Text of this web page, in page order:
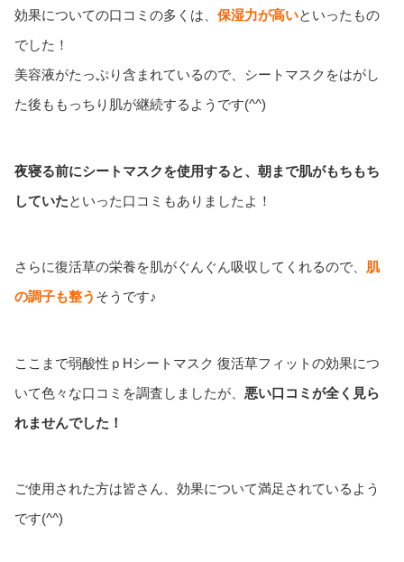
効果についての口コミの多くは、 保湿力が高いといったもの
でした！
美容液がたっぷり含まれているので、シートマスクをはがし
た後ももっちり肌が継続するようです(^^)
夜寝る前にシートマスクを使用すると、朝まで肌がもちもち
していたといった口コミもありましたよ！
さらに復活草の栄養を肌がぐんぐん吸収してくれるので、 肌
の調子も整う そうです♪
ここまで弱酸性ｐHシートマスク 復活草フィットの効果につ
いて色々な口コミを調査しましたが、 悪い口コミが全く見ら
れませんでした！
ご使用された方は皆さん、効果について満足されているよう
です(^^)